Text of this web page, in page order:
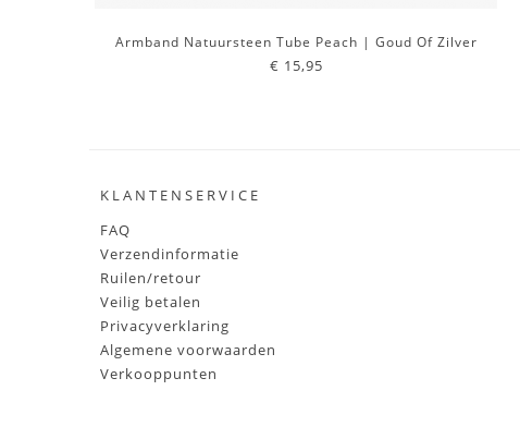
Armband Natuursteen Tube Peach | Goud Of Zilver
€ 15,95
KLANTENSERVICE
FAQ
Verzendinformatie
Ruilen/retour
Veilig betalen
Privacyverklaring
Algemene voorwaarden
Verkooppunten